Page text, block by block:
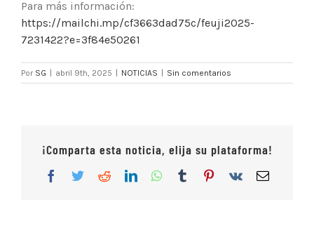
Para más información:
https://mailchi.mp/cf3663dad75c/feuji2025-
7231422?e=3f84e50261
Por SG | abril 9th, 2025 | NOTICIAS | Sin comentarios
¡Comparta esta noticia, elija su plataforma!
Facebook
TwitterRedditLinkedInWhatsApp
TumblrPinterest
Vk
Correo